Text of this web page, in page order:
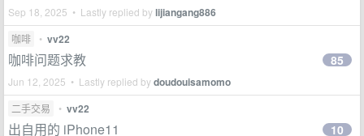
Sep 18, 2025 • Lastly replied bylijiangang886
咖啡 • vv22
咖啡问题求教
Jun 12, 2025 • Lastly replied bydoudouisamomo
85
二手交易 • vv22
出自用的 iPhone11 10